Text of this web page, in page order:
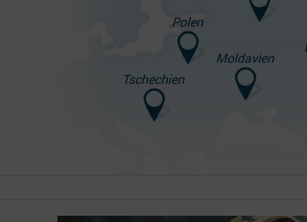
Polen
Moldavien
Tschechien